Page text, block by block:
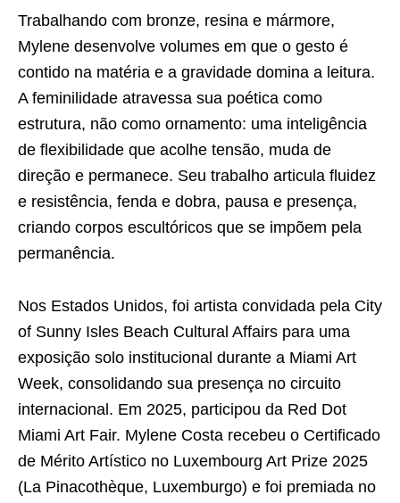
Trabalhando com bronze, resina e mármore,
Mylene desenvolve volumes em que o gesto é
contido na matéria e a gravidade domina a leitura.
A feminilidade atravessa sua poética como
estrutura, não como ornamento: uma inteligência
de flexibilidade que acolhe tensão, muda de
direção e permanece. Seu trabalho articula fluidez
e resistência, fenda e dobra, pausa e presença,
criando corpos escultóricos que se impõem pela
permanência.
Nos Estados Unidos, foi artista convidada pela City
of Sunny Isles Beach Cultural Affairs para uma
exposição solo institucional durante a Miami Art
Week, consolidando sua presença no circuito
internacional. Em 2025, participou da Red Dot
Miami Art Fair. Mylene Costa recebeu o Certificado
de Mérito Artístico no Luxembourg Art Prize 2025
(La Pinacothèque, Luxemburgo) e foi premiada no